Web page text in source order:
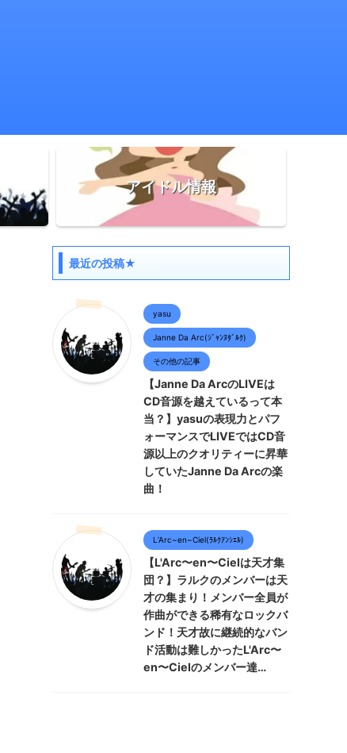
アイドル情報
最近の投稿★
yasu
Janne Da Arc(ｼﾞｬﾝﾇﾀﾞﾙｸ)
その他の記事
【Janne Da ArcのLIVEは
CD音源を越えているって本
当？】yasuの表現力とパフ
ォーマンスでLIVEではCD音
源以上のクオリティーに昇華
していたJanne Da Arcの楽
曲！
L’Arc~en~Ciel(ﾗﾙｸｱﾝｼｴﾙ)
【L'Arc〜en〜Cielは天才集
団？】ラルクのメンバーは天
才の集まり！メンバー全員が
作曲ができる稀有なロックバ
ンド！天才故に継続的なバン
ド活動は難しかったL'Arc〜
en〜Cielのメンバー達…